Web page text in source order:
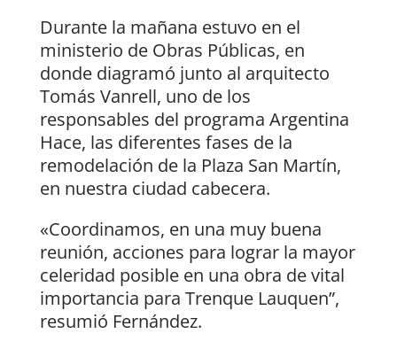
Durante la mañana estuvo en el
ministerio de Obras Públicas, en
donde diagramó junto al arquitecto
Tomás Vanrell, uno de los
responsables del programa Argentina
Hace, las diferentes fases de la
remodelación de la Plaza San Martín,
en nuestra ciudad cabecera.
«Coordinamos, en una muy buena
reunión, acciones para lograr la mayor
celeridad posible en una obra de vital
importancia para Trenque Lauquen”,
resumió Fernández.